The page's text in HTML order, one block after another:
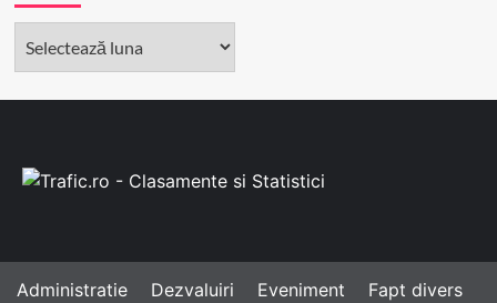
Administratie Dezvaluiri Eveniment Fapt divers